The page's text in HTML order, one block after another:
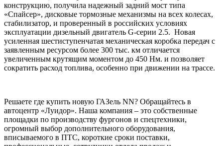
конструкцию, получила надежный задний мост типа
«Спайсер», дисковые тормозные механизмы на всех колесах,
стабилизатор, и проверенный в российских условиях
эксплуатации дизельный двигатель G-серии 2.5. Новая
усиленная шестиступенчатая механическая коробка передач с
заявленным ресурсом более 300 тыс. км отличается
увеличенным крутящим моментом до 450 Нм. и позволяет
сократить расход топлива, особенно при движении на трассе.
Решаете где купить новую ГАЗель NN? Обращайтесь в
автоцентр «Луидор». Наша компания – это собственные
площадки по производству фургонов и спецтехники,
огромный выбор дополнительного оборудования,
вписываемого в ПТС, короткие сроки поставки,